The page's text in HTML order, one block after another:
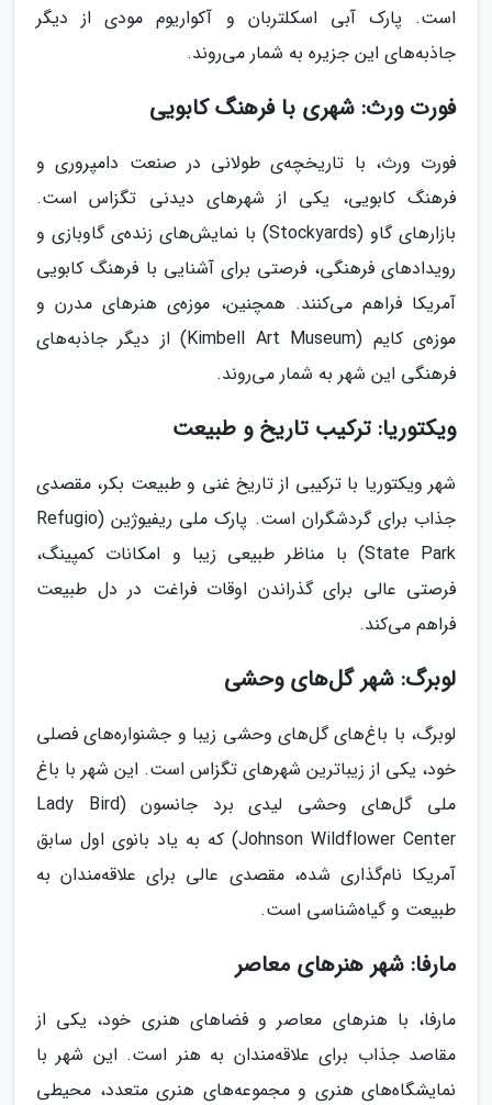
است. پارک آبی اسکلتربان و آکواریوم مودی از دیگر
جاذبه‌های این جزیره به شمار می‌روند.
فورت ورث: شهری با فرهنگ کابویی
فورت ورث، با تاریخچه‌ی طولانی در صنعت دامپروری و
فرهنگ کابویی، یکی از شهرهای دیدنی تگزاس است.
بازارهای گاو (Stockyards) با نمایش‌های زنده‌ی گاوبازی و
رویدادهای فرهنگی، فرصتی برای آشنایی با فرهنگ کابویی
آمریکا فراهم می‌کنند. همچنین، موزه‌ی هنرهای مدرن و
موزه‌ی کایم (Kimbell Art Museum) از دیگر جاذبه‌های
فرهنگی این شهر به شمار می‌روند.
ویکتوریا: ترکیب تاریخ و طبیعت
شهر ویکتوریا با ترکیبی از تاریخ غنی و طبیعت بکر، مقصدی
جذاب برای گردشگران است. پارک ملی ریفیوژین (Refugio
State Park) با مناظر طبیعی زیبا و امکانات کمپینگ،
فرصتی عالی برای گذراندن اوقات فراغت در دل طبیعت
فراهم می‌کند.
لوبرگ: شهر گل‌های وحشی
لوبرگ، با باغ‌های گل‌های وحشی زیبا و جشنواره‌های فصلی
خود، یکی از زیباترین شهرهای تگزاس است. این شهر با باغ
ملی گل‌های وحشی لیدی برد جانسون (Lady Bird
Johnson Wildflower Center) که به یاد بانوی اول سابق
آمریکا نام‌گذاری شده، مقصدی عالی برای علاقه‌مندان به
طبیعت و گیاه‌شناسی است.
مارفا: شهر هنرهای معاصر
مارفا، با هنرهای معاصر و فضاهای هنری خود، یکی از
مقاصد جذاب برای علاقه‌مندان به هنر است. این شهر با
نمایشگاه‌های هنری و مجموعه‌های هنری متعدد، محیطی